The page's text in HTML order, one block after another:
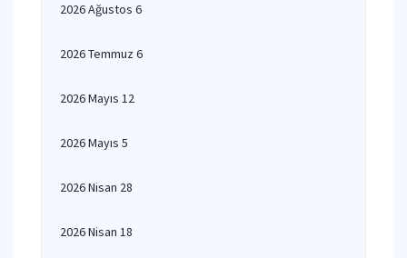
2026 Ağustos 6
2026 Temmuz 6
2026 Mayıs 12
2026 Mayıs 5
2026 Nisan 28
2026 Nisan 18